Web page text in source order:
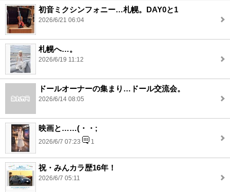
初音ミクシンフォニー…札幌。DAY0と1
2026/6/21 06:04
札幌へ…。
2026/6/19 11:12
ドールオーナーの集まり…ドール交流会。
2026/6/14 08:05
映画と……(・・;
2026/6/7 07:23 1
祝・みんカラ歴16年！
2026/6/7 05:11